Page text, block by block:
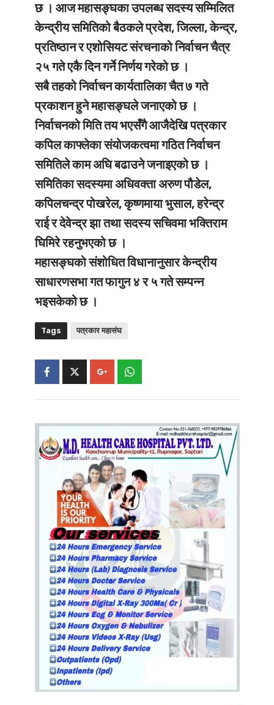
छ । आज महासङ्घका उपलब्ध सदस्य सम्मिलित
केन्द्रीय समितिको बैठकले प्रदेश, जिल्ला, केन्द्र,
प्रतिष्ठान र एशोसियट संरचनाको निर्वाचन चैत्र
२५ गते एकै दिन गर्ने निर्णय गरेको छ ।
सबै तहको निर्वाचन कार्यतालिका चैत ७ गते
प्रकाशन हुने महासङ्घले जनाएको छ ।
निर्वाचनको मिति तय भएसँगै आजैदेखि पत्रकार
कपिल काफ्लेका संयोजकत्वमा गठित निर्वाचन
समितिले काम अघि बढाउने जनाइएको छ ।
समितिका सदस्यमा अधिवक्ता अरुण पौडेल,
कपिलचन्द्र पोखरेल, कृष्णमाया भुसाल, हरेन्द्र
राई र देवेन्द्र झा तथा सदस्य सचिवमा भक्तिराम
घिमिरे रहनुभएको छ ।
महासङ्घको संशोधित विधानानुसार केन्द्रीय
साधारणसभा गत फागुन ४ र ५ गते सम्पन्न
भइसकेको छ ।
Tags पत्रकार महासंघ